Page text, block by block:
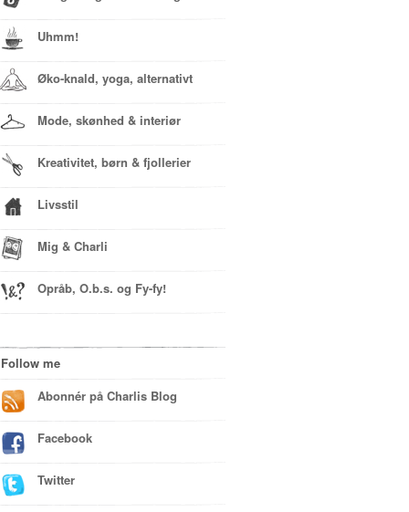
Uhmm!
Øko-knald, yoga, alternativt
Mode, skønhed & interiør
Kreativitet, børn & fjollerier
Livsstil
Mig & Charli
Opråb, O.b.s. og Fy-fy!
Follow me
Abonnér på Charlis Blog
Facebook
Twitter